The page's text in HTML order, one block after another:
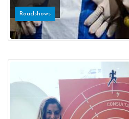
Roadshows